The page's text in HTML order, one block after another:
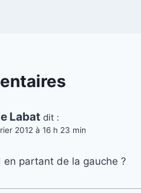
Labat dit :
2012 à 16 h 23 min
en partant de la gauche ?